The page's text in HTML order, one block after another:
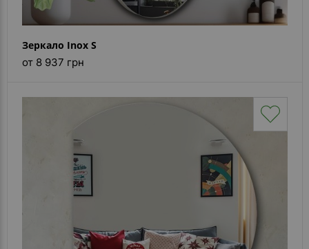
Зеркало Inox S
от 8 937 грн